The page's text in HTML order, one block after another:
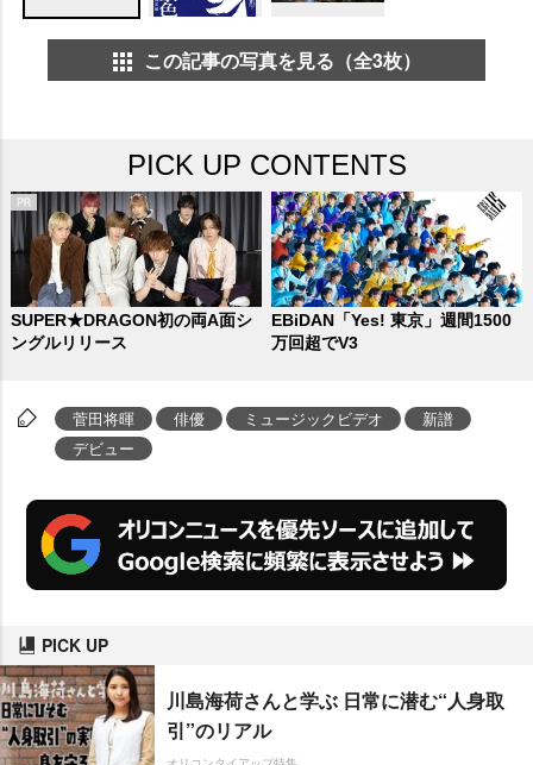
この記事の写真を見る（全3枚）
PICK UP CONTENTS
SUPER★DRAGON初の両A面シ
ングルリリース
EBiDAN「Yes! 東京」週間1500
万回超でV3
菅田将暉 俳優 ミュージックビデオ
新譜
デビュー
PICK UP
川島海荷さんと学ぶ 日常に潜む“人身取
引”のリアル